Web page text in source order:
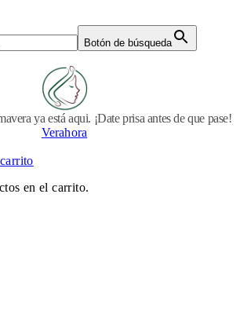
Botón de búsqueda
ya está aqui. ¡Date prisa antes de que pase!
Verahora
en el carrito.